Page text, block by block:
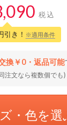
税込
引き！ ※適用条件
換￥0・返品可能
注文なら複数個でも)
・色を選